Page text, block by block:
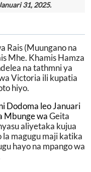
31, 2025.
Rais (Muungano na
Mhe. Khamis Hamza
na tathmni ya
Victoria ili kupatia
hiyo.
Dodoma leo Januari
Mbunge waGeita
aliyetaka kujua
magugu maji katika
hayo na mpango wa